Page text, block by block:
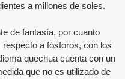
a millones de soles.
de fantasía, por cuanto
a fósforos, con los
quechua cuenta con un
que no es utilizado de